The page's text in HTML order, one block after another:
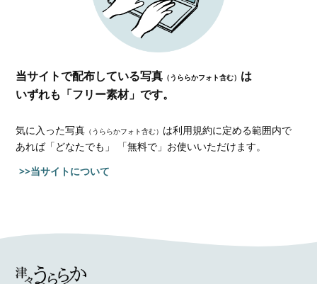
当サイトで配布している写真 （うららかフォト含む） は
いずれも「フリー素材」です。
気に入った写真 （うららかフォト含む） は利用規約に定める範囲内で
あれば「どなたでも」 「無料で」お使いいただけます。
>>当サイトについて